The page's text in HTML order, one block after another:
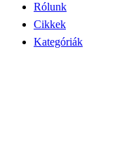
Rólunk
Cikkek
Kategóriák